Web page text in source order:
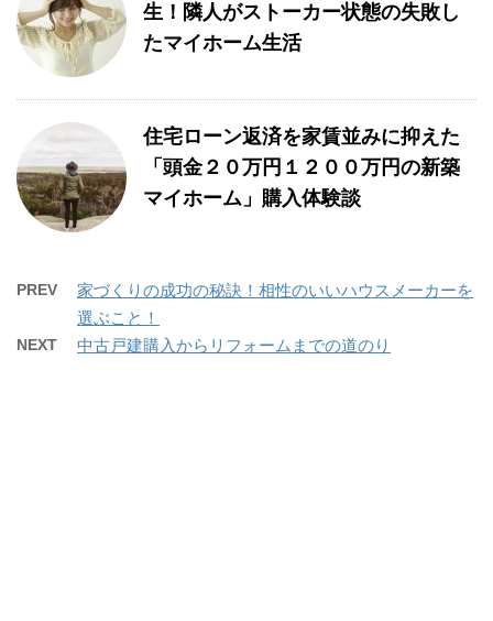
生！隣人がストーカー状態の失敗し
たマイホーム生活
住宅ローン返済を家賃並みに抑えた
「頭金２０万円１２００万円の新築
マイホーム」購入体験談
PREV
家づくりの成功の秘訣！相性のいいハウスメーカーを
選ぶこと！
NEXT 中古戸建購入からリフォームまでの道のり